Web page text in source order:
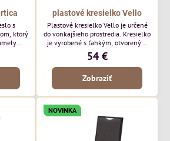
s
ktorý
toho,
pri
plastové kresielko Vello
Plastové kresielko Vello je určené
do vonkajšieho prostredia. Kresielko
je vyrobené s ľahkým, otvoreným
tvarom a jemne kontúrovanými
líniami. Horizontálne lamely
operadla a jemne zaoblené
podrúčky dodávajú kresielku
ležérny, letný nádych. Tento model
bude vyzerať skvele vo vonkajších
jedálenských priestoroch, pri
reštauračných stoloch a v
bistrových priestoroch.
54 €
Zobraziť
NOVINKA